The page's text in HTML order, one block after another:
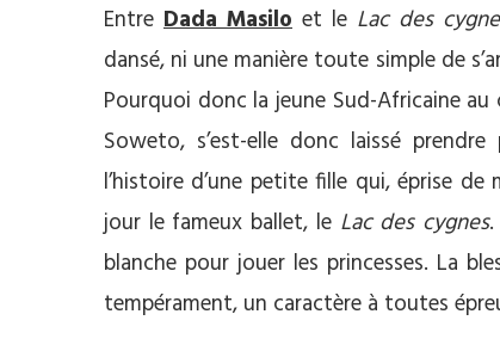
Entre Dada Masilo et le Lac des
dansé, ni une manière toute simple de
Pourquoi donc la jeune Sud-Africaine
Soweto, s’est-elle donc laissé
l’histoire d’une petite fille qui, éprise
jour le fameux ballet, le Lac des cygnes
blanche pour jouer les princesses. La
tempérament, un caractère à toutes